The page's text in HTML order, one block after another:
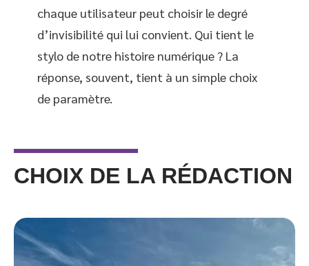
chaque utilisateur peut choisir le degré
d’invisibilité qui lui convient. Qui tient le
stylo de notre histoire numérique ? La
réponse, souvent, tient à un simple choix
de paramètre.
CHOIX DE LA RÉDACTION